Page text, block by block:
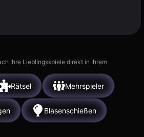
Ihre Lieblingsspiele direkt in Ihrem
Rätsel Mehrspieler
Blasenschießen